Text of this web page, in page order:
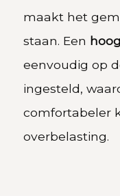
maakt het
staan. Een
eenvoudig op
ingesteld,
comfortabeler
overbelasting.